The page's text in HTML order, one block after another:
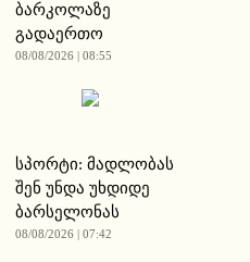
ბარკოლაზე
გადაერთო
08/08/2026 | 08:55
სპორტი: მადლობას
შენ უნდა უხდიდე
ბარსელონას
08/08/2026 | 07:42